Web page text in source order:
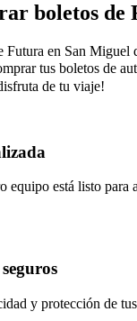
boletos
Futura en San
tus boletos de
de tu viaje!
equipo está listo para
y protección de